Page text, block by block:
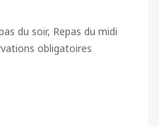
du soir, Repas du midi
obligatoires